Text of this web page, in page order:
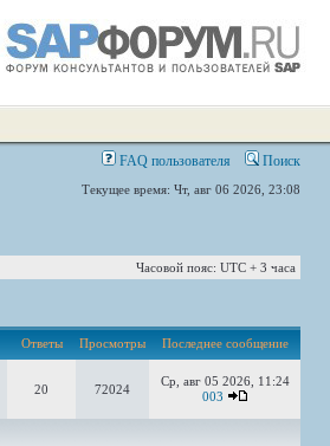
FAQ пользователя Поиск
Текущее время: Чт, авг 06 2026, 23:08
Часовой пояс: UTC + 3 часа
Ответы Просмотры Последнее сообщение
20 72024
Ср, авг 05 2026, 11:24
003